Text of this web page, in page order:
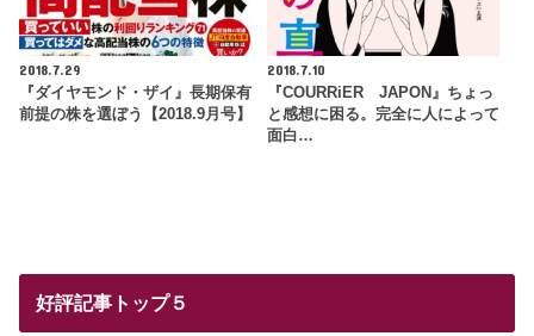
2018.7.29
『ダイヤモンド・ザイ』長期保有
前提の株を選ぼう【2018.9月号】
2018.7.10
『COURRiER JAPON』ちょっ
と感想に困る。完全に人によって
面白…
好評記事トップ５